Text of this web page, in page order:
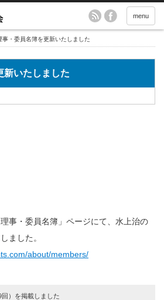
menu
事・委員名簿を更新いたしました
新いたしました
事・委員名簿」ページにて、水上治の
ました。
about/members/
）を掲載しました